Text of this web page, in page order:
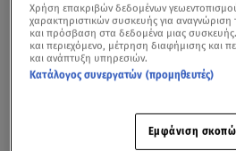
Χρήση επακριβών δεδομένων
χαρακτηριστικών συσκευής για
και πρόσβαση στα δεδομένα μιας
και περιεχόμενο, μέτρηση διαφήμισης και
και ανάπτυξη υπηρεσιών.
Κατάλογος συνεργατών (προμηθευτές)
Εμφάνιση